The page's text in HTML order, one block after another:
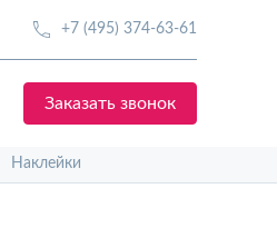
+7 (495) 374-63-61
Заказать звонок
Наклейки